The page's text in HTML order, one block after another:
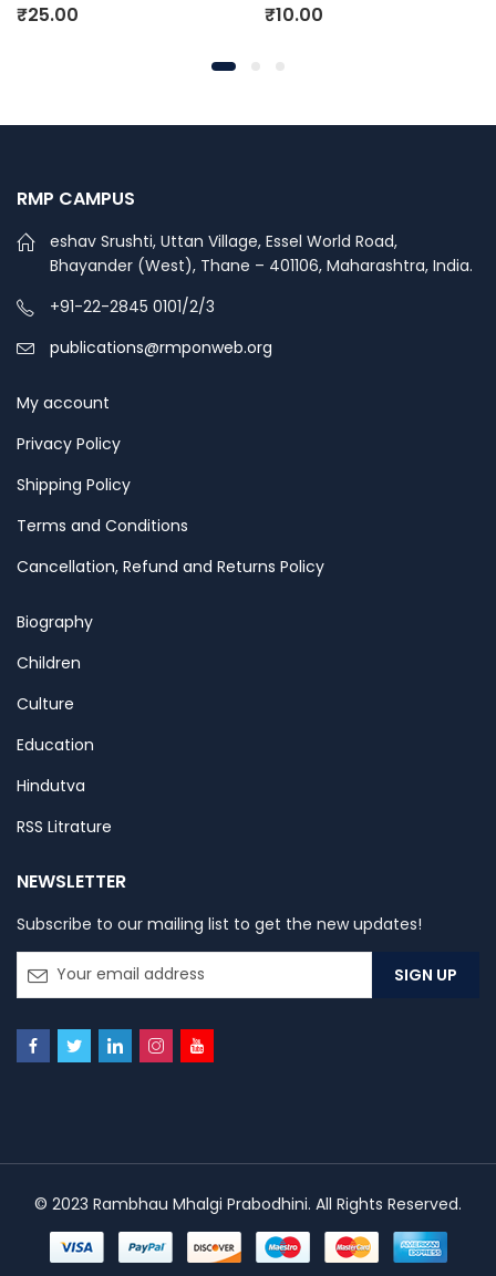
₹25.00 ₹10.00
RMP CAMPUS
eshav Srushti, Uttan Village, Essel World Road,
Bhayander (West), Thane – 401106, Maharashtra, India.
+91-22-2845 0101/2/3
publications@rmponweb.org
My account
Privacy Policy
Shipping Policy
Terms and Conditions
Cancellation, Refund and Returns Policy
Biography
Children
Culture
Education
Hindutva
RSS Litrature
NEWSLETTER
Subscribe to our mailing list to get the new updates!
© 2023 Rambhau Mhalgi Prabodhini. All Rights Reserved.